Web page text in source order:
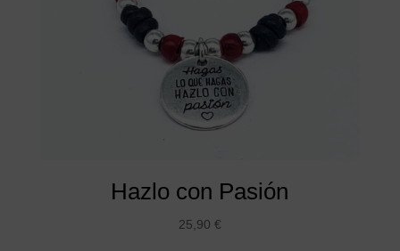
Hazlo con Pasión
25,90 €